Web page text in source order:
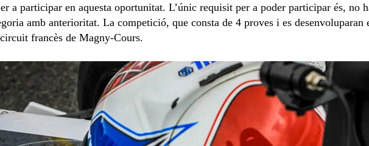
a participar en aquesta oportunitat. L’únic requisit per a poder participar és, no
amb anterioritat. La competició, que consta de 4 proves i es desenvoluparan
francès de Magny-Cours.